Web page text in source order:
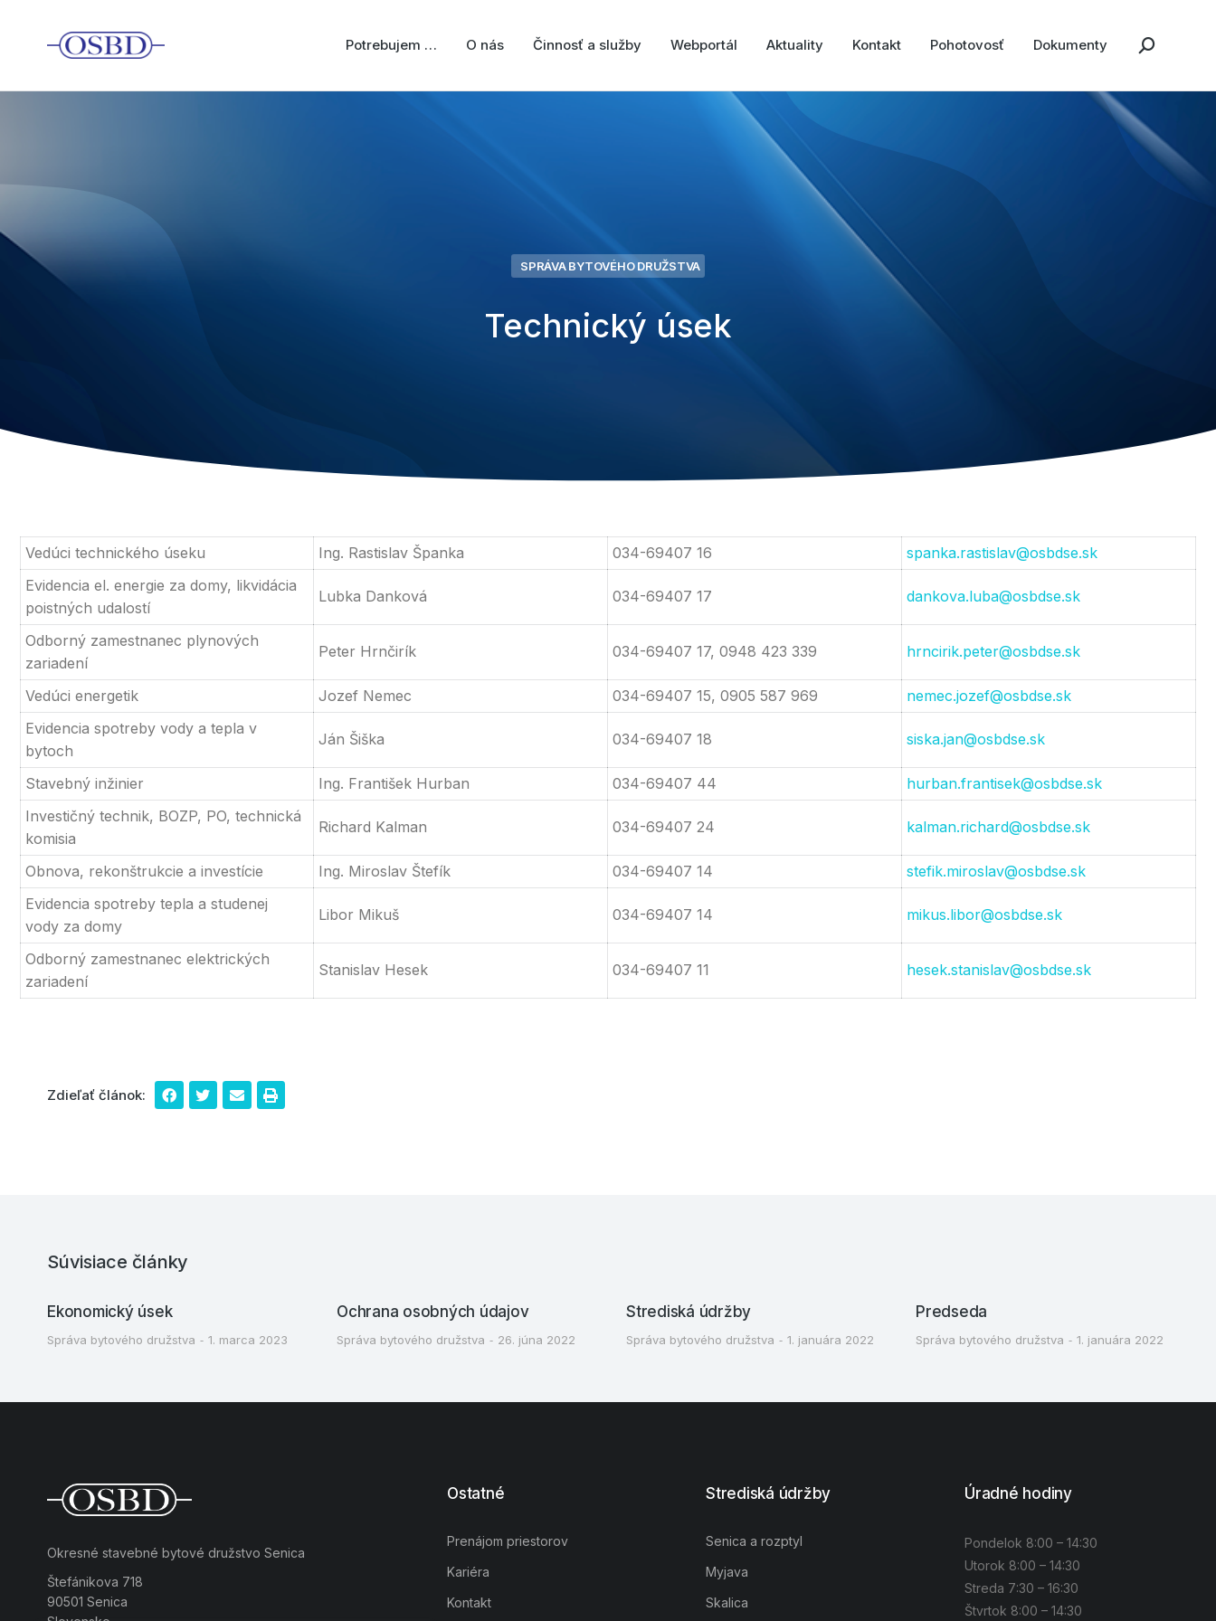
Potrebujem … O nás Činnosť a služby Webportál Aktuality Kontakt Pohotovosť Dokumenty
SPRÁVA BYTOVÉHO DRUŽSTVA
Technický úsek
Vedúci technického úseku Ing. Rastislav Španka 034-69407 16
spanka.rastislav@osbdse.sk
Evidencia el. energie za domy, likvidácia
poistných udalostí
Lubka Danková 034-69407 17 dankova.luba@osbdse.sk
Odborný zamestnanec plynových
zariadení
Peter Hrnčirík 034-69407 17, 0948 423 339 hrncirik.peter@osbdse.sk
Vedúci energetik Jozef Nemec 034-69407 15, 0905 587 969
nemec.jozef@osbdse.sk
Evidencia spotreby vody a tepla v
bytoch
Ján Šiška 034-69407 18 siska.jan@osbdse.sk
Stavebný inžinier Ing. František Hurban 034-69407 44
hurban.frantisek@osbdse.sk
Investičný technik, BOZP, PO, technická
komisia
Richard Kalman 034-69407 24 kalman.richard@osbdse.sk
Obnova, rekonštrukcie a investície Ing. Miroslav Štefík 034-69407 14
stefik.miroslav@osbdse.sk
Evidencia spotreby tepla a studenej
vody za domy
Libor Mikuš 034-69407 14 mikus.libor@osbdse.sk
Odborný zamestnanec elektrických
zariadení
Stanislav Hesek 034-69407 11 hesek.stanislav@osbdse.sk
Zdieľať článok:
Súvisiace články
Ekonomický úsek
Správa bytového družstva 1. marca 2023
Ochrana osobných údajov
Správa bytového družstva 26. júna 2022
Strediská údržby
Správa bytového družstva 1. januára 2022
Predseda
Správa bytového družstva 1. januára 2022
Okresné stavebné bytové družstvo Senica
Štefánikova 718
90501 Senica
Ostatné
Prenájom priestorov
Kariéra
Kontakt
Strediská údržby
Senica a rozptyl
Myjava
Skalica
Úradné hodiny
Pondelok 8:00 – 14:30
Utorok 8:00 – 14:30
Streda 7:30 – 16:30
Štvrtok 8:00 – 14:30